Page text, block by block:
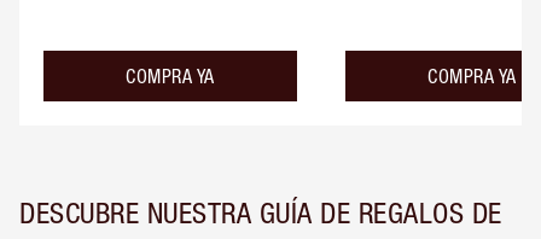
COMPRA YA COMPRA YA
DESCUBRE NUESTRA GUÍA DE REGALOS DE